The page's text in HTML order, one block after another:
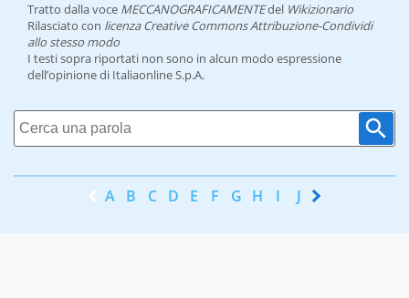
Tratto dalla voce MECCANOGRAFICAMENTEdel Wikizionario
Rilasciato con licenza Creative Commons Attribuzione-Condividi
allo stesso modo
I testi sopra riportati non sono in alcun modo espressione
dell’opinione di Italiaonline S.p.A.
A B C D E F G H I J K